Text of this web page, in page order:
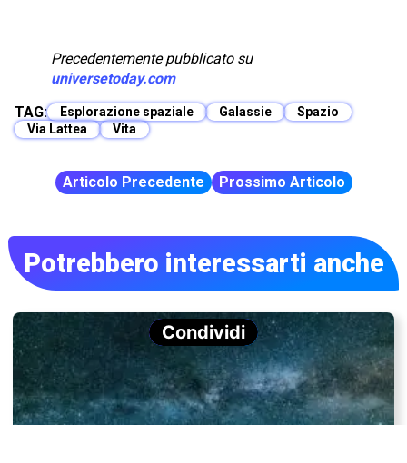
Precedentemente pubblicato su
universetoday.com
TAG:
Esplorazione spaziale Galassie
Spazio
Via Lattea
Vita
Articolo Precedente Prossimo Articolo
Potrebbero interessarti anche
Condividi